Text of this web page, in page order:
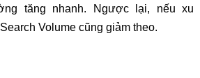
tăng nhanh. Ngược lại, nếu xu
Volume cũng giảm theo.